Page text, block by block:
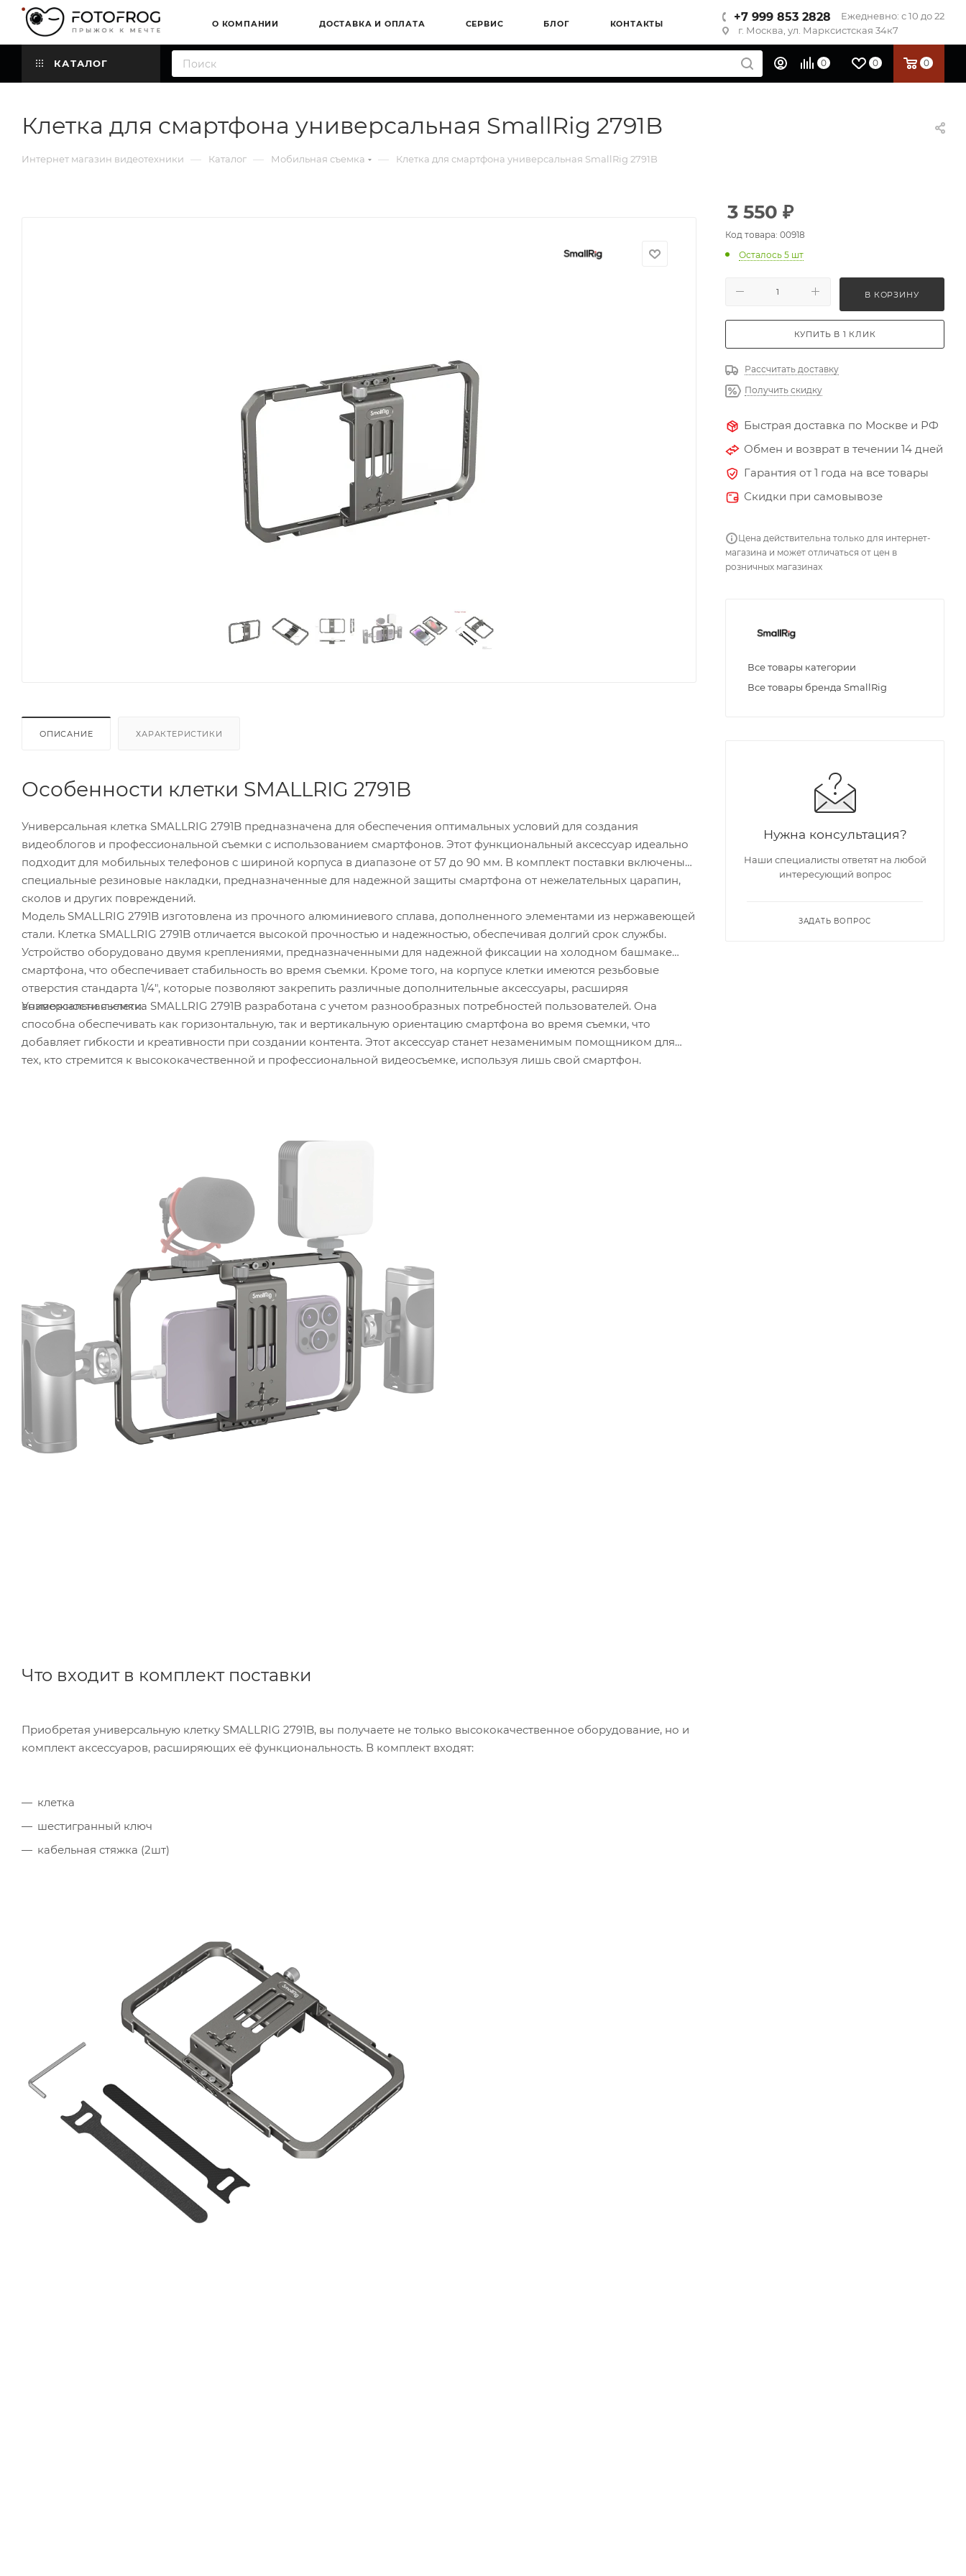
О КОМПАНИИ ДОСТАВКА И ОПЛАТА СЕРВИС БЛОГ КОНТАКТЫ
+7 999 853 2828
Ежедневно: с 10 до 22
г. Москва, ул. Марксистская 34к7
КАТАЛОГ 0 0 0
Клетка для смартфона универсальная SmallRig 2791B
Интернет магазин видеотехники — Каталог — Мобильная съемка — Клетка для смартфона универсальная SmallRig 2791B
ОПИСАНИЕ ХАРАКТЕРИСТИКИ
Особенности клетки SMALLRIG 2791B
Универсальная клетка SMALLRIG 2791B предназначена для обеспечения оптимальных условий для создания
видеоблогов и профессиональной съемки с использованием смартфонов. Этот функциональный аксессуар идеально
подходит для мобильных телефонов с шириной корпуса в диапазоне от 57 до 90 мм. В комплект поставки включены
специальные резиновые накладки, предназначенные для надежной защиты смартфона от нежелательных царапин,
сколов и других повреждений.
Модель SMALLRIG 2791B изготовлена из прочного алюминиевого сплава, дополненного элементами из нержавеющей
стали. Клетка SMALLRIG 2791B отличается высокой прочностью и надежностью, обеспечивая долгий срок службы.
Устройство оборудовано двумя креплениями, предназначенными для надежной фиксации на холодном башмаке
смартфона, что обеспечивает стабильность во время съемки. Кроме того, на корпусе клетки имеются резьбовые
отверстия стандарта 1/4", которые позволяют закрепить различные дополнительные аксессуары, расширяя
возможности съемки.
Универсальная клетка SMALLRIG 2791B разработана с учетом разнообразных потребностей пользователей. Она
способна обеспечивать как горизонтальную, так и вертикальную ориентацию смартфона во время съемки, что
добавляет гибкости и креативности при создании контента. Этот аксессуар станет незаменимым помощником для
тех, кто стремится к высококачественной и профессиональной видеосъемке, используя лишь свой смартфон.
Что входит в комплект поставки
Приобретая универсальную клетку SMALLRIG 2791B, вы получаете не только высококачественное оборудование, но и
комплект аксессуаров, расширяющих её функциональность. В комплект входят:
клетка
шестигранный ключ
кабельная стяжка (2шт)
3 550 ₽
Код товара: 00918
Осталось 5 шт
В КОРЗИНУ
КУПИТЬ В 1 КЛИК
Рассчитать доставку
Получить скидку
Быстрая доставка по Москве и РФ
Обмен и возврат в течении 14 дней
Гарантия от 1 года на все товары
Скидки при самовывозе
Цена действительна только для интернет-
магазина и может отличаться от цен в
розничных магазинах
Все товары категории
Все товары бренда SmallRig
Нужна консультация?
Наши специалисты ответят на любой
интересующий вопрос
ЗАДАТЬ ВОПРОС